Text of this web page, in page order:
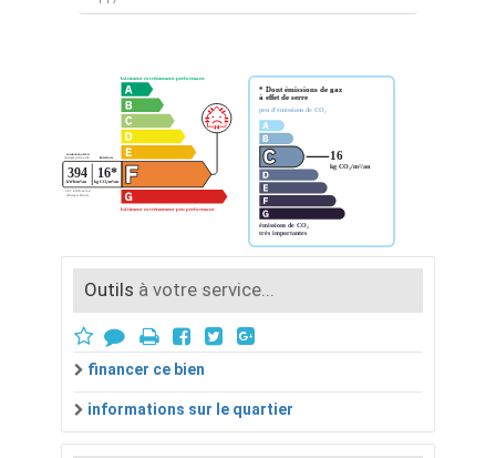
Outils à votre service...
financer ce bien
informations sur le quartier